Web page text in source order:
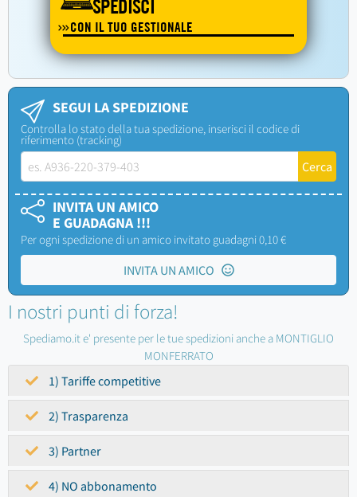
SPEDISCI
CON IL TUO GESTIONALE
SEGUI LA SPEDIZIONE
Controlla lo stato della tua spedizione, inserisci il codice di
riferimento (tracking)
INVITA UN AMICO
E GUADAGNA !!!
Per ogni spedizione di un amico invitato guadagni 0,10 €
INVITA UN AMICO
I nostri punti di forza!
Spediamo.it e' presente per le tue spedizioni anche a MONTIGLIO
MONFERRATO
1) Tariffe competitive
2) Trasparenza
3) Partner
4) NO abbonamento